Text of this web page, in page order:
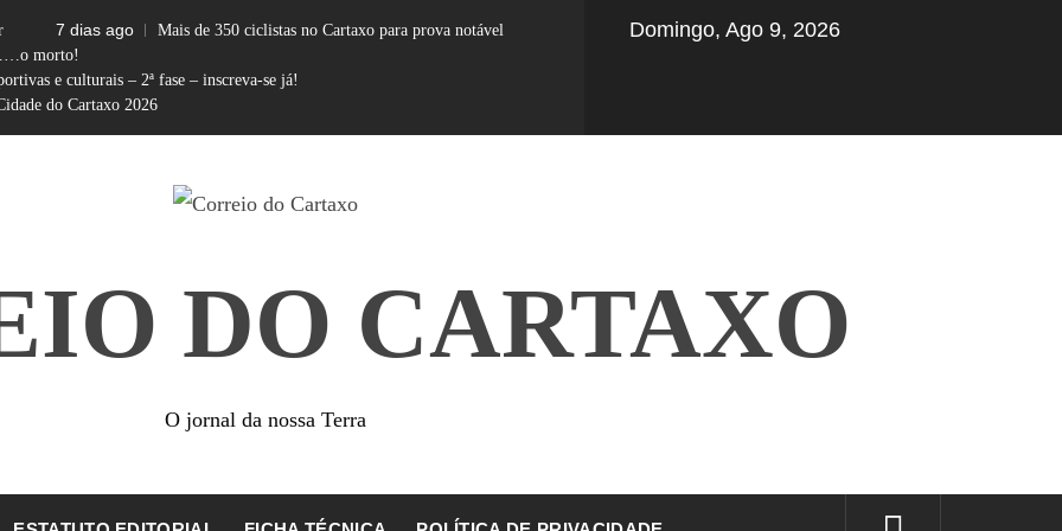
7 dias ago Mais de 350 ciclistas no Cartaxo para prova notável
morto!
e culturais – 2ª fase – inscreva-se já!
do Cartaxo 2026
Domingo, Ago 9, 2026
DO CARTAXO
O jornal da nossa Terra